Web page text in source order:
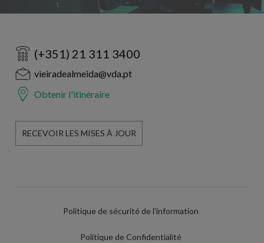
(+351) 21 311 3400
vieiradealmeida@vda.pt
Obtenir l'itinéraire
RECEVOIR LES MISES À JOUR
Politique de sécurité de l'information
Politique de Confidentialité